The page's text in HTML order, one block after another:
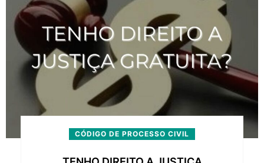
CÓDIGO DE PROCESSO CIVIL